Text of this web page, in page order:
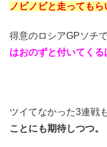
ノビノビと走ってもら
得意のロシアGPソチ
はおのずと付いてくる
ツイてなかった3連戦
ことにも期待しつつ。